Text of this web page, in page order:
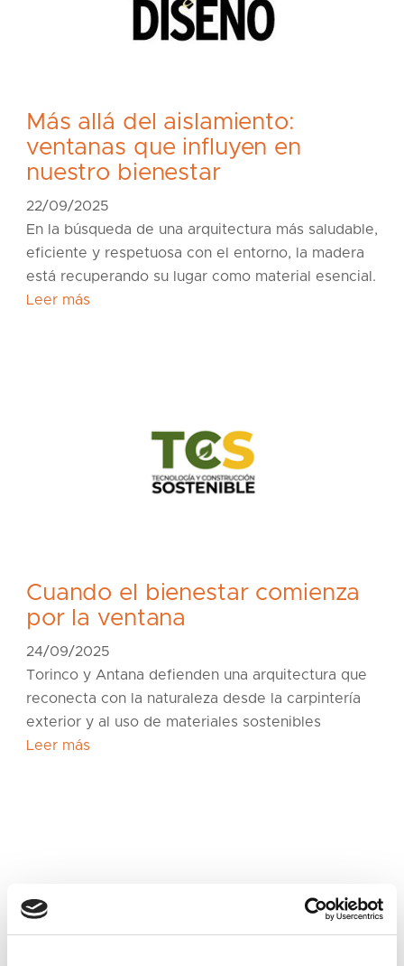
Más allá del aislamiento:
ventanas que influyen en
nuestro bienestar
22/09/2025
En la búsqueda de una arquitectura más saludable,
eficiente y respetuosa con el entorno, la madera
está recuperando su lugar como material esencial.
Leer más
Cuando el bienestar comienza
por la ventana
24/09/2025
Torinco y Antana defienden una arquitectura que
reconecta con la naturaleza desde la carpintería
exterior y al uso de materiales sostenibles
Leer más